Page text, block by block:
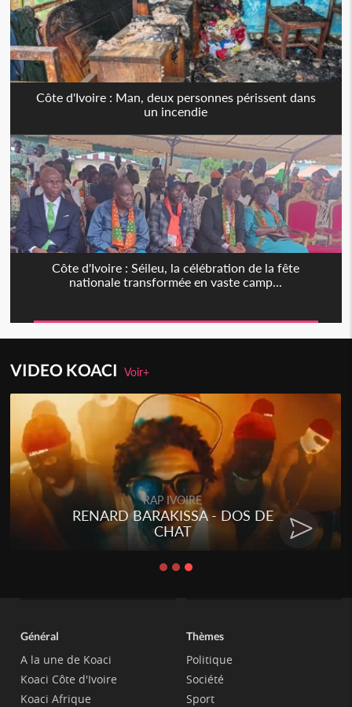
Côte d'Ivoire : Man, deux personnes périssent dans
un incendie
Côte d'Ivoire : Séileu, la célébration de la fête
nationale transformée en vaste camp...
VIDEO KOACIVoir+
RAP IVOIRE
RENARD BARAKISSA - DOS DE
CHAT
Général
A la une de Koaci
Koaci Côte d'Ivoire
Koaci Afrique
Thèmes
Politique
Société
Sport